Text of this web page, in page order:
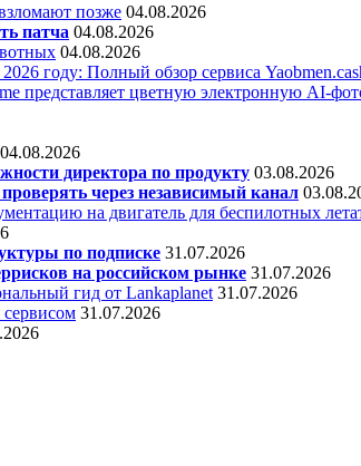
позже 04.08.2026
патча 04.08.2026
04.08.2026
году: Полный обзор сервиса
представляет цветную электронную AI-
04.08.2026
директора по продукту 03.08.2026
через независимый канал
на двигатель для беспилотных
по подписке 31.07.2026
на российском рынке 31.07.2026
гид от Lankaplanet 31.07.2026
31.07.2026